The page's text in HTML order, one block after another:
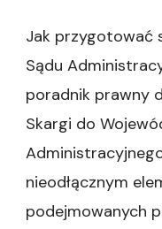
Jak przygotować
Sądu
poradnik prawny
Skargi do
nieodłącznym
podejmowanych